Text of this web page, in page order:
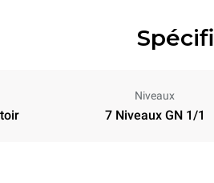
Niveaux
7 Niveaux GN 1/1